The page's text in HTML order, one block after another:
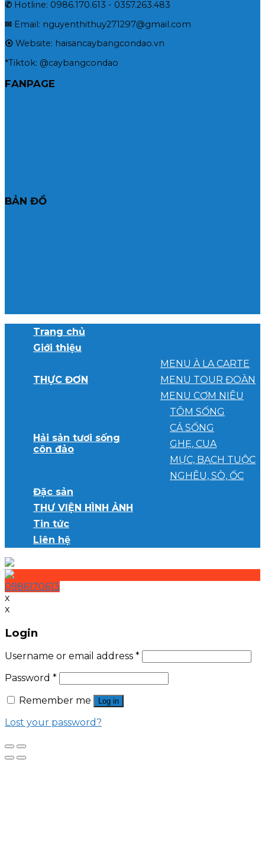
✆ Hotline: 0986.170.613 - 0357.263.483
✉ Email: nguyenthithuy271297@gmail.com
⦿ Website: haisancaybangcondao.vn
*Tiktok: @caybangcondao
FANPAGE
BẢN ĐỒ
Trang chủ
Giới thiệu
THỰC ĐƠN
MENU À LA CARTE
MENU TOUR ĐOÀN
MENU CƠM NIÊU
Hải sản tươi sống
côn đảo
TÔM SỐNG
CÁ SỐNG
GHẸ, CUA
MỰC, BẠCH TUỘC
NGHÊU, SÒ, ỐC
Đặc sản
THƯ VIỆN HÌNH ẢNH
Tin tức
Liên hệ
0986170613
x
x
Login
Username or email address *
Password *
Remember me
Log in
Lost your password?